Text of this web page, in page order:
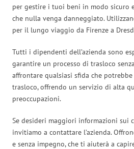
per gestire i tuoi beni in modo sicuro
che nulla venga danneggiato.
per il lungo viaggio da Firenze a
Tutti i dipendenti dell’azienda sono
garantire un processo di trasloco
affrontare qualsiasi sfida che
trasloco, offrendo un servizio di alta
preoccupazioni.
Se desideri maggiori informazioni sui
invitiamo a contattare l’azienda.
e senza impegno, che ti aiuterà a